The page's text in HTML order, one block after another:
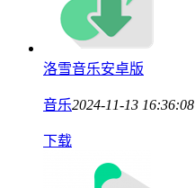
洛雪音乐安卓版
音乐2024-11-13 16:36:08
下载